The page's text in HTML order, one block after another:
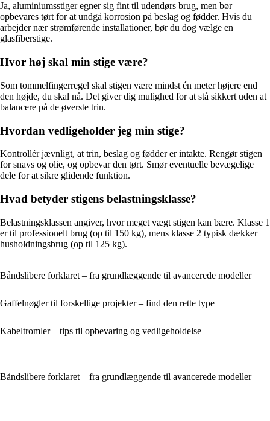
Ja, aluminiumsstiger egner sig fint til udendørs brug, men bør
opbevares tørt for at undgå korrosion på beslag og fødder. Hvis du
arbejder nær strømførende installationer, bør du dog vælge en
glasfiberstige.
Hvor høj skal min stige være?
Som tommelfingerregel skal stigen være mindst én meter højere end
den højde, du skal nå. Det giver dig mulighed for at stå sikkert uden at
balancere på de øverste trin.
Hvordan vedligeholder jeg min stige?
Kontrollér jævnligt, at trin, beslag og fødder er intakte. Rengør stigen
for snavs og olie, og opbevar den tørt. Smør eventuelle bevægelige
dele for at sikre glidende funktion.
Hvad betyder stigens belastningsklasse?
Belastningsklassen angiver, hvor meget vægt stigen kan bære. Klasse 1
er til professionelt brug (op til 150 kg), mens klasse 2 typisk dækker
husholdningsbrug (op til 125 kg).
Båndslibere forklaret – fra grundlæggende til avancerede modeller
Gaffelnøgler til forskellige projekter – find den rette type
Kabeltromler – tips til opbevaring og vedligeholdelse
Båndslibere forklaret – fra grundlæggende til avancerede modeller